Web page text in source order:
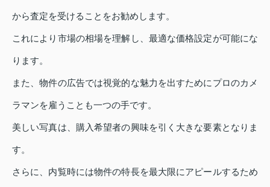
から査定を受けることをお勧めします。
これにより市場の相場を理解し、最適な価格設定が可能にな
ります。
また、物件の広告では視覚的な魅力を出すためにプロのカメ
ラマンを雇うことも一つの手です。
美しい写真は、購入希望者の興味を引く大きな要素となりま
す。
さらに、内覧時には物件の特長を最大限にアピールするため